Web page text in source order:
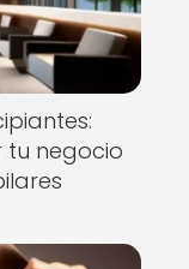
negocio